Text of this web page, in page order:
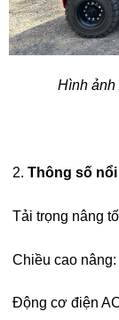
Hình ảnh
Thông số nổi
Tải trọng nâng
Chiều cao
Động cơ điện